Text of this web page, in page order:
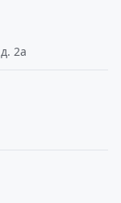
2а